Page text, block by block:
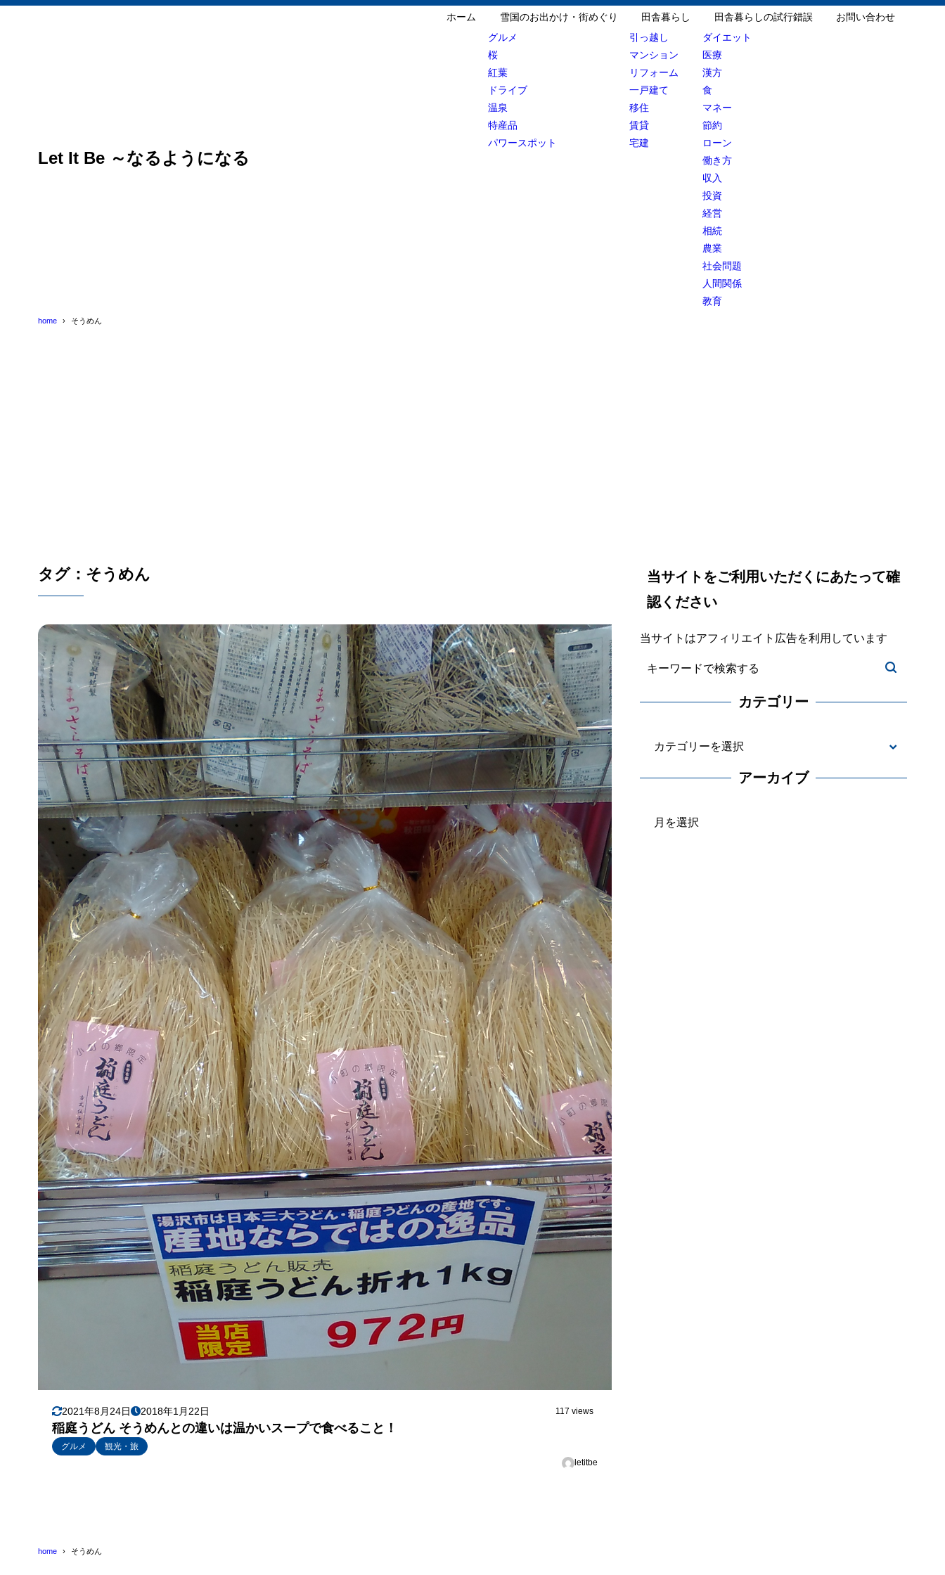
Let It Be ～なるようになる
ホーム
雪国のお出かけ・街めぐり
グルメ
桜
紅葉
ドライブ
温泉
特産品
パワースポット
田舎暮らし
引っ越し
マンション
リフォーム
一戸建て
移住
賃貸
宅建
田舎暮らしの試行錯誤
ダイエット
医療
漢方
食
マネー
節約
ローン
働き方
収入
投資
経営
相続
農業
社会問題
人間関係
教育
お問い合わせ
home そうめん
タグ：そうめん
2021年8月24日 2018年1月22日 117 views
稲庭うどん そうめんとの違いは温かいスープで食べること！
グルメ
観光・旅
letitbe
当サイトをご利用いただくにあたって確
認ください
当サイトはアフィリエイト広告を利用しています
カテゴリー
テ
アーカイブ
home そうめん